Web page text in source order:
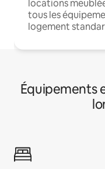
locations
tous les
logement
Équipements